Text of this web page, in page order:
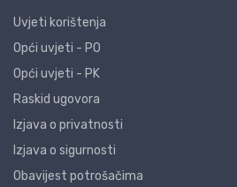
Uvjeti korištenja
Opći uvjeti - PO
Opći uvjeti - PK
Raskid ugovora
Izjava o privatnosti
Izjava o sigurnosti
Obavijest potrošačima